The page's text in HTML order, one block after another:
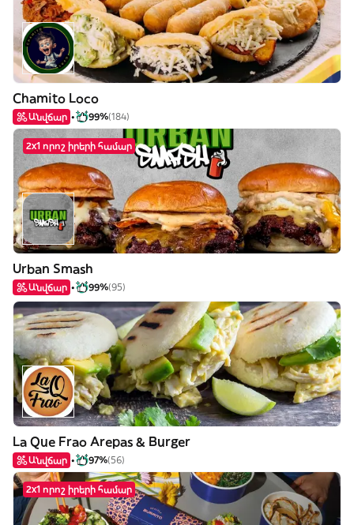
Chamito Loco
Անվճար 99%(184)
2x1 որոշ իրերի համար
Urban Smash
Անվճար 99%(95)
La Que Frao Arepas & Burger
Անվճար 97%(56)
2x1 որոշ իրերի համար